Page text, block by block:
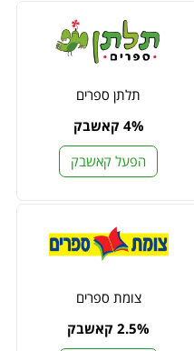
תלתן ספרים
4% קאשבק
הפעל קאשבק
צומת ספרים
2.5% קאשבק